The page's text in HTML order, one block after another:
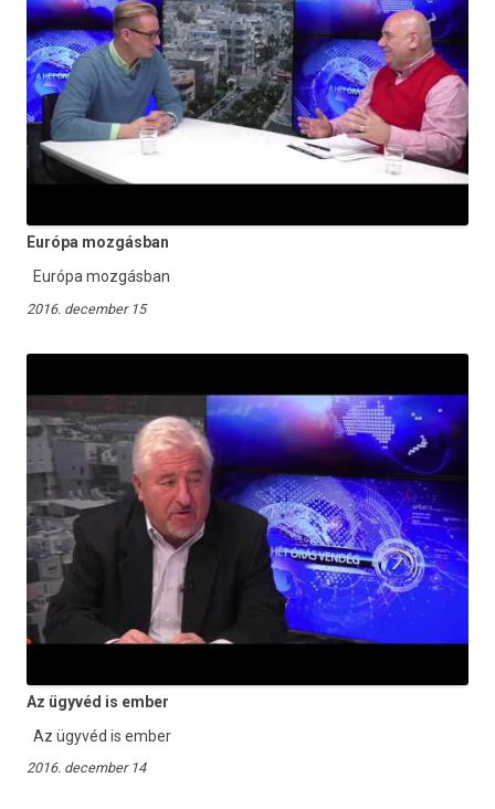
Európa mozgásban
Európa mozgásban
2016. december 15
Az ügyvéd is ember
Az ügyvéd is ember
2016. december 14